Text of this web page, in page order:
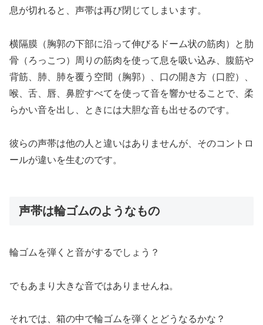
息が切れると、声帯は再び閉じてしまいます。
横隔膜（胸郭の下部に沿って伸びるドーム状の筋肉）と肋
骨（ろっこつ）周りの筋肉を使って息を吸い込み、腹筋や
背筋、肺、肺を覆う空間（胸郭）、口の開き方（口腔）、
喉、舌、唇、鼻腔すべてを使って音を響かせることで、柔
らかい音を出し、ときには大胆な音も出せるのです。
彼らの声帯は他の人と違いはありませんが、そのコントロ
ールが違いを生むのです。
声帯は輪ゴムのようなもの
輪ゴムを弾くと音がするでしょう？
でもあまり大きな音ではありませんね。
それでは、箱の中で輪ゴムを弾くとどうなるかな？